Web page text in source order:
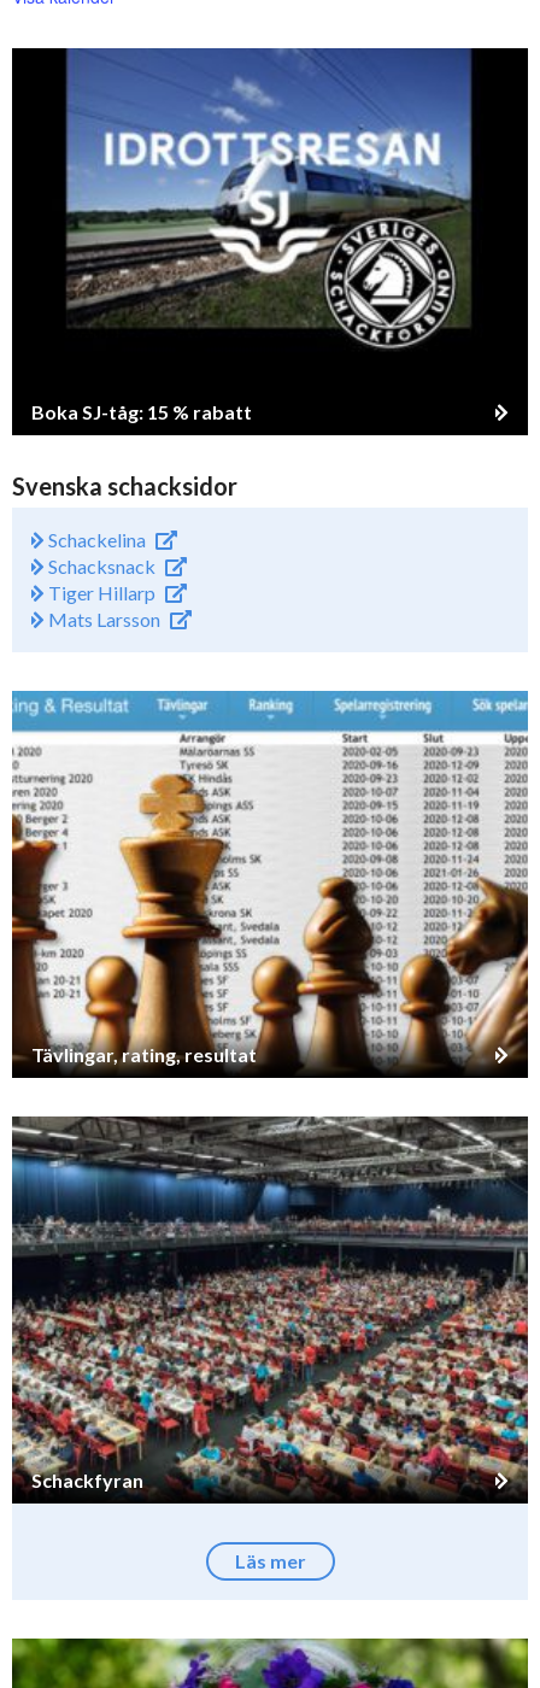
Boka SJ-tåg: 15 % rabatt
Svenska schacksidor
Schackelina
Schacksnack
Tiger Hillarp
Mats Larsson
Tävlingar, rating, resultat
Schackfyran
Läs mer